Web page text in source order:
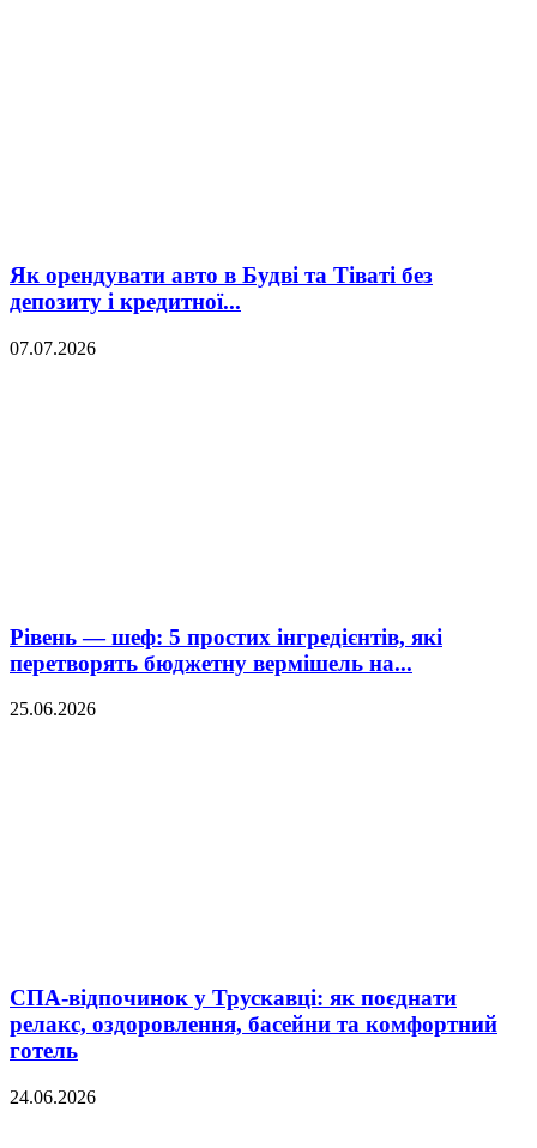
Як орендувати авто в Будві та Тіваті без
депозиту і кредитної...
07.07.2026
Рівень — шеф: 5 простих інгредієнтів, які
перетворять бюджетну вермішель на...
25.06.2026
СПА-відпочинок у Трускавці: як поєднати
релакс, оздоровлення, басейни та комфортний
готель
24.06.2026